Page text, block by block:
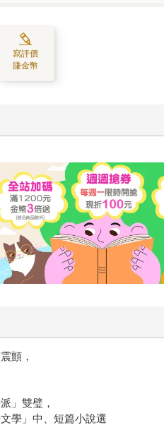
寫評價
賺金幣
顫，
」雙璧，
學」中、短篇小說選